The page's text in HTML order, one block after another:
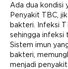
Ada dua kondisi
Penyakit TBC,
bakteri. Infeksi
sehingga infeksi
Sistem imun
bakteri,
menjadi penyakit